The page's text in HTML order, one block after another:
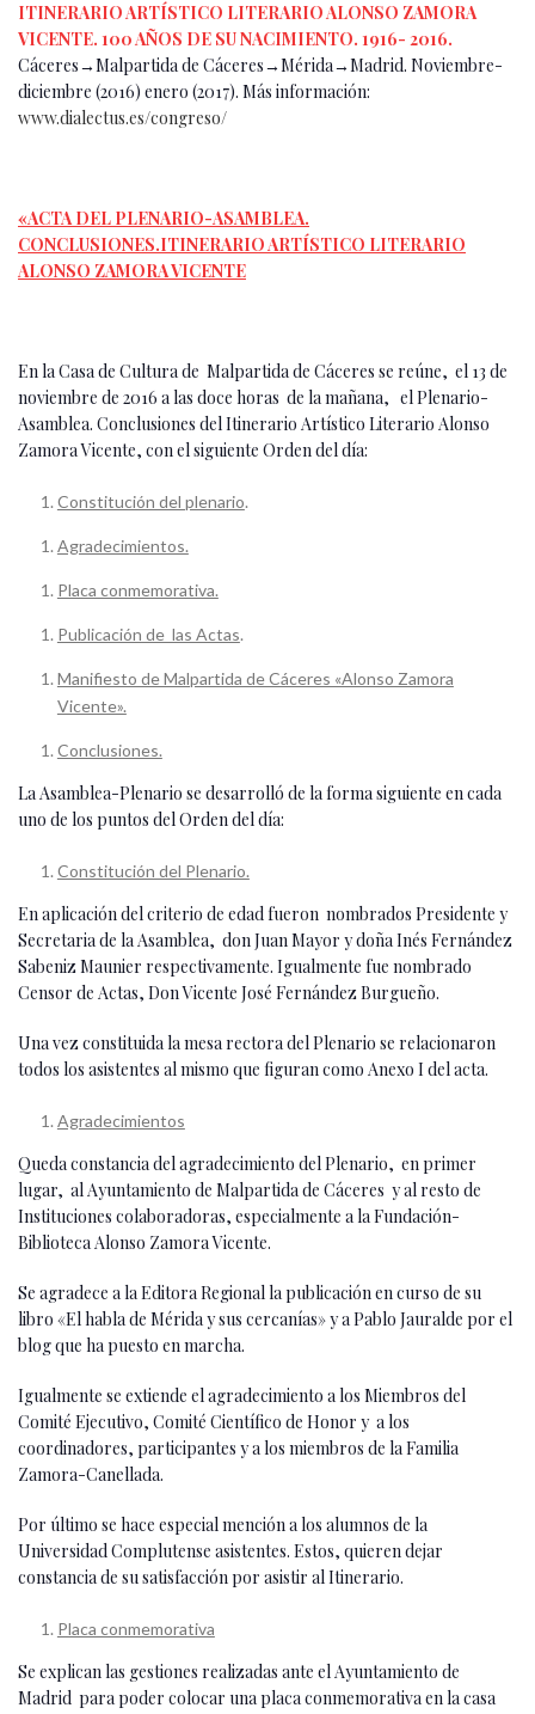
ITINERARIO ARTÍSTICO LITERARIO ALONSO ZAMORA
VICENTE. 100 AÑOS DE SU NACIMIENTO. 1916- 2016.
Cáceres→Malpartida de Cáceres→Mérida→Madrid. Noviembre-
diciembre (2016) enero (2017). Más información:
www.dialectus.es/congreso/
«ACTA DEL PLENARIO-ASAMBLEA.
CONCLUSIONES.ITINERARIO ARTÍSTICO LITERARIO
ALONSO ZAMORA VICENTE
En la Casa de Cultura de Malpartida de Cáceres se reúne, el 13 de
noviembre de 2016 a las doce horas de la mañana, el Plenario-
Asamblea. Conclusiones del Itinerario Artístico Literario Alonso
Zamora Vicente, con el siguiente Orden del día:
Constitución del plenario.
Agradecimientos.
Placa conmemorativa.
Publicación de las Actas.
Manifiesto de Malpartida de Cáceres «Alonso Zamora
Vicente».
Conclusiones.
La Asamblea-Plenario se desarrolló de la forma siguiente en cada
uno de los puntos del Orden del día:
Constitución del Plenario.
En aplicación del criterio de edad fueron nombrados Presidente y
Secretaria de la Asamblea, don Juan Mayor y doña Inés Fernández
Sabeniz Maunier respectivamente. Igualmente fue nombrado
Censor de Actas, Don Vicente José Fernández Burgueño.
Una vez constituida la mesa rectora del Plenario se relacionaron
todos los asistentes al mismo que figuran como Anexo I del acta.
Agradecimientos
Queda constancia del agradecimiento del Plenario, en primer
lugar, al Ayuntamiento de Malpartida de Cáceres y al resto de
Instituciones colaboradoras, especialmente a la Fundación-
Biblioteca Alonso Zamora Vicente.
Se agradece a la Editora Regional la publicación en curso de su
libro «El habla de Mérida y sus cercanías» y a Pablo Jauralde por el
blog que ha puesto en marcha.
Igualmente se extiende el agradecimiento a los Miembros del
Comité Ejecutivo, Comité Científico de Honor y a los
coordinadores, participantes y a los miembros de la Familia
Zamora-Canellada.
Por último se hace especial mención a los alumnos de la
Universidad Complutense asistentes. Estos, quieren dejar
constancia de su satisfacción por asistir al Itinerario.
Placa conmemorativa
Se explican las gestiones realizadas ante el Ayuntamiento de
Madrid para poder colocar una placa conmemorativa en la casa